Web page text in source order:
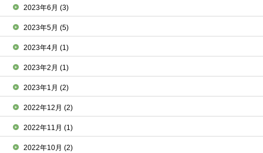
2023年6月(3)
2023年5月(5)
2023年4月(1)
2023年2月(1)
2023年1月(2)
2022年12月(2)
2022年11月(1)
2022年10月(2)